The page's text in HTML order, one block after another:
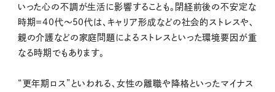
いった心の不調が生活に影響することも。閉経前後の不安定な
時期＝40代～50代は、キャリア形成などの社会的ストレスや、
親の介護などの家庭問題によるストレスといった環境要因が重
なる時期でもあります。
“更年期ロス”といわれる、女性の離職や降格といったマイナス